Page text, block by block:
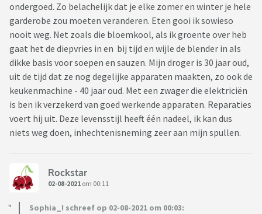
ondergoed. Zo belachelijk dat je elke zomer en winter je hele
garderobe zou moeten veranderen. Eten gooi ik sowieso
nooit weg. Net zoals die bloemkool, als ik groente over heb
gaat het de diepvries in en bij tijd en wijle de blender in als
dikke basis voor soepen en sauzen. Mijn droger is 30 jaar oud,
uit de tijd dat ze nog degelijke apparaten maakten, zo ook de
keukenmachine - 40 jaar oud. Met een zwager die elektriciën
is ben ik verzekerd van goed werkende apparaten. Reparaties
voert hij uit. Deze levensstijl heeft één nadeel, ik kan dus
niets weg doen, inhechtenisneming zeer aan mijn spullen.
Rockstar
02-08-2021 om 00:11
Sophia_! schreef op 02-08-2021 om 00:03: